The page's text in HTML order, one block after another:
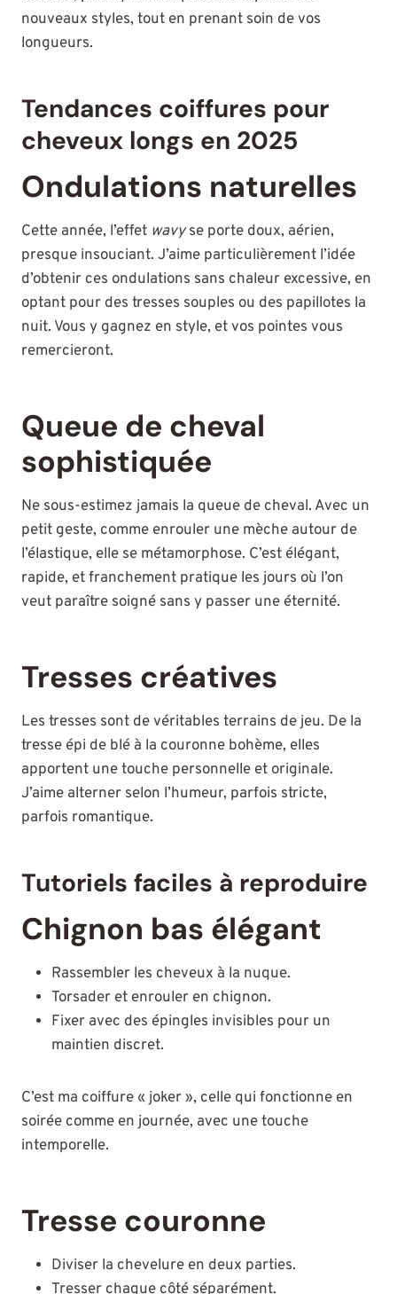
nouveaux styles, tout en prenant soin de vos
longueurs.
Tendances coiffures pour
cheveux longs en 2025
Ondulations naturelles
Cette année, l’effet wavyse porte doux, aérien,
presque insouciant. J’aime particulièrement l’idée
d’obtenir ces ondulations sans chaleur excessive, en
optant pour des tresses souples ou des papillotes la
nuit. Vous y gagnez en style, et vos pointes vous
remercieront.
Queue de cheval
sophistiquée
Ne sous-estimez jamais la queue de cheval. Avec un
petit geste, comme enrouler une mèche autour de
l’élastique, elle se métamorphose. C’est élégant,
rapide, et franchement pratique les jours où l’on
veut paraître soigné sans y passer une éternité.
Tresses créatives
Les tresses sont de véritables terrains de jeu. De la
tresse épi de blé à la couronne bohème, elles
apportent une touche personnelle et originale.
J’aime alterner selon l’humeur, parfois stricte,
parfois romantique.
Tutoriels faciles à reproduire
Chignon bas élégant
Rassembler les cheveux à la nuque.
Torsader et enrouler en chignon.
Fixer avec des épingles invisibles pour un
maintien discret.
C’est ma coiffure « joker », celle qui fonctionne en
soirée comme en journée, avec une touche
intemporelle.
Tresse couronne
Diviser la chevelure en deux parties.
Tresser chaque côté séparément.